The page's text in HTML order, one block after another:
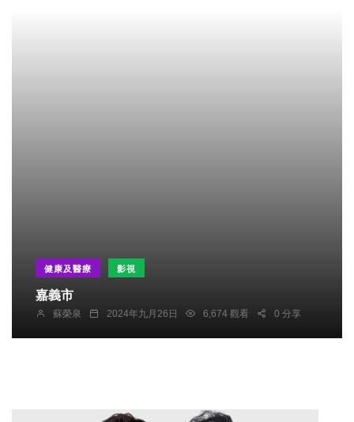
健康及醫療 影視
嘉義市
蘇榮泉 2024年九月26日 6,674 觀看 0 分享